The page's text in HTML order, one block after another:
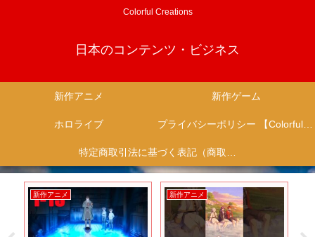
Colorful Creations
日本のコンテンツ・ビジネス
新作アニメ 新作ゲーム
ホロライブ プライバシーポリシー 【Colorful Creation】
特定商取引法に基づく表記（商取引に関する開示）
新作アニメ 新作アニメ